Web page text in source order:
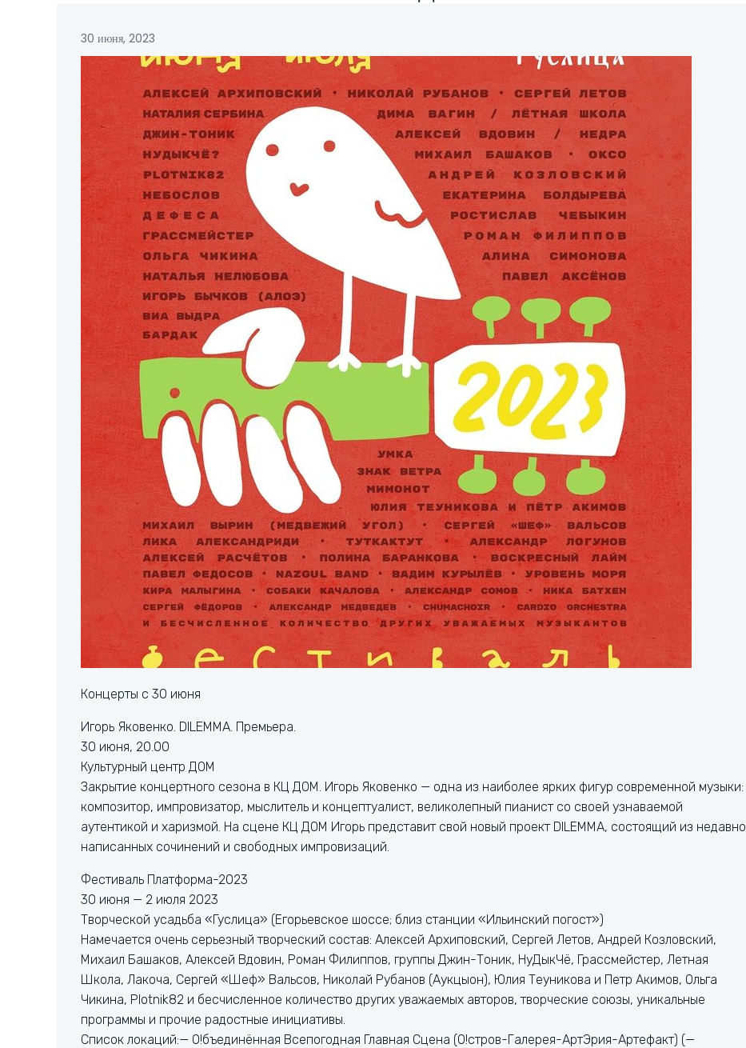
30 июня, 2023
Концерты с 30 июня
Игорь Яковенко. DILEMMA. Премьера.
30 июня, 20.00
Культурный центр ДОМ
Закрытие концертного сезона в КЦ ДОМ. Игорь Яковенко — одна из наиболее ярких фигур современной музыки:
композитор, импровизатор, мыслитель и концептуалист, великолепный пианист со своей узнаваемой
аутентикой и харизмой. На сцене КЦ ДОМ Игорь представит свой новый проект DILEMMA, состоящий из недавно
написанных сочинений и свободных импровизаций.
Фестиваль Платформа-2023
30 июня — 2 июля 2023
Творческой усадьба «Гуслица» (Егорьевское шоссе; близ станции «Ильинский погост»)
Намечается очень серьезный творческий состав: Алексей Архиповский, Сергей Летов, Андрей Козловский,
Михаил Башаков, Алексей Вдовин, Роман Филиппов, группы Джин-Тоник, НуДыкЧё, Грассмейстер, Летная
Школа, Лакоча, Сергей «Шеф» Вальсов, Николай Рубанов (Аукцыон), Юлия Теуникова и Петр Акимов, Ольга
Чикина, Plotnik82 и бесчисленное количество других уважаемых авторов, творческие союзы, уникальные
программы и прочие радостные инициативы.
Список локаций:— О!бъединённая Всепогодная Главная Сцена (О!стров-Галерея-АртЭрия-Артефакт) (—